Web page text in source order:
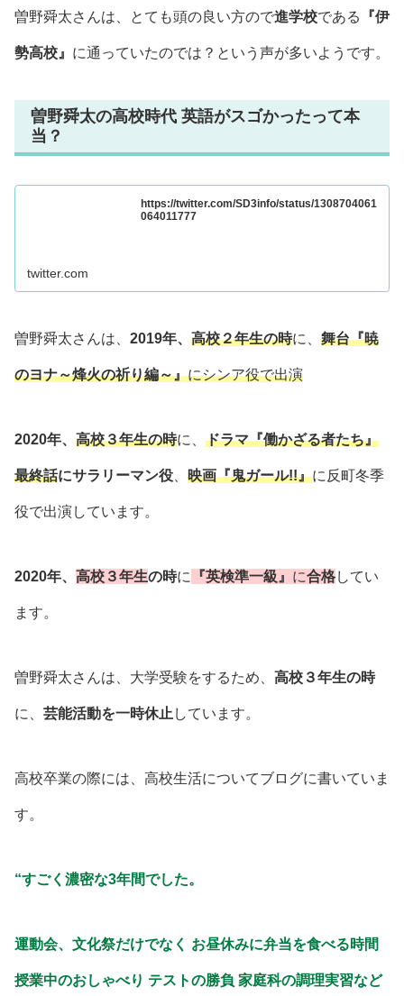
曽野舜太さんは、とても頭の良い方ので進学校である 『伊
勢高校』 に通っていたのでは？という声が多いようです。
曽野舜太の高校時代 英語がスゴかったって本
当？
https://twitter.com/SD3info/status/1308704061
064011777
twitter.com
曽野舜太さんは、 2019年、 高校２年生の時に、 舞台『暁
のヨナ～烽火の祈り編～』にシンア役で出演
2020年、 高校３年生の時に、 ドラマ『働かざる者たち』
最終話にサラリーマン役、 映画『鬼ガール!!』に反町冬季
役で出演しています。
2020年、 高校３年生の時に 『英検準一級』 に合格してい
ます。
曽野舜太さんは、大学受験をするため、 高校３年生の時
に、 芸能活動を一時休止しています。
高校卒業の際には、高校生活についてブログに書いていま
す。
“すごく濃密な3年間でした。
運動会、文化祭だけでなく お昼休みに弁当を食べる時間
授業中のおしゃべり テストの勝負 家庭科の調理実習など